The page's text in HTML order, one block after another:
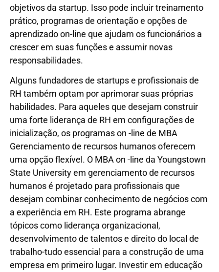
objetivos da startup. Isso pode incluir treinamento
prático, programas de orientação e opções de
aprendizado on-line que ajudam os funcionários a
crescer em suas funções e assumir novas
responsabilidades.
Alguns fundadores de startups e profissionais de
RH também optam por aprimorar suas próprias
habilidades. Para aqueles que desejam construir
uma forte liderança de RH em configurações de
inicialização, os programas on -line de MBA
Gerenciamento de recursos humanos oferecem
uma opção flexível. O MBA on -line da Youngstown
State University em gerenciamento de recursos
humanos é projetado para profissionais que
desejam combinar conhecimento de negócios com
a experiência em RH. Este programa abrange
tópicos como liderança organizacional,
desenvolvimento de talentos e direito do local de
trabalho-tudo essencial para a construção de uma
empresa em primeiro lugar. Investir em educação